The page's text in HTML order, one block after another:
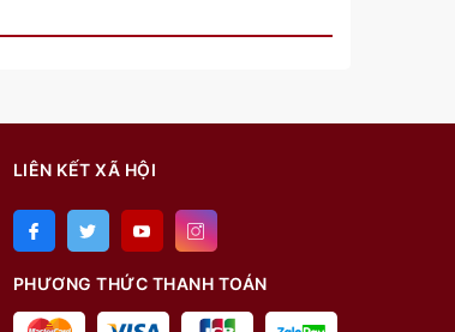
LIÊN KẾT XÃ HỘI
PHƯƠNG THỨC THANH TOÁN